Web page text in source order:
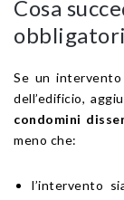
Cosa
Se un intervento
dell’edificio,
condomini
meno che:
l’intervento